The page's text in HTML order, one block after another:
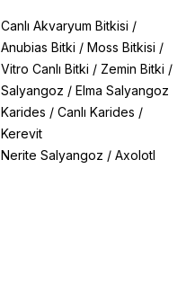
Canlı Akvaryum Bitkisi /
Anubias Bitki / Moss Bitkisi /
Vitro Canlı Bitki / Zemin Bitki /
Salyangoz / Elma Salyangoz
Karides / Canlı Karides /
Kerevit
Nerite Salyangoz / Axolotl